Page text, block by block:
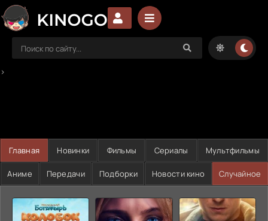
>
Главная Новинки Фильмы Сериалы Мультфильмы
Аниме Передачи Подборки Новости кино Случайное